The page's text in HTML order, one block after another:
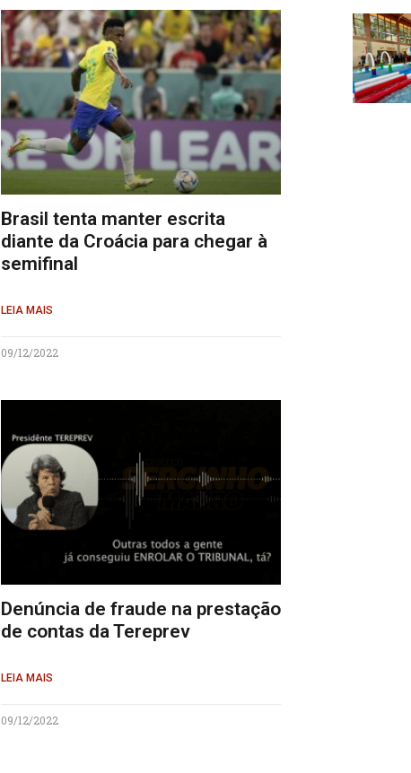
Brasil tenta manter escrita
diante da Croácia para chegar à
semifinal
LEIA MAIS
09/12/2022
Denúncia de fraude na prestação
de contas da Tereprev
LEIA MAIS
09/12/2022